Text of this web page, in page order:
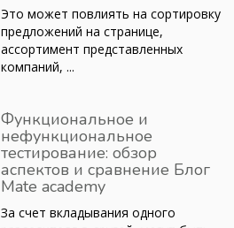
Это может повлиять на сортировку
предложений на странице,
ассортимент представленных
компаний, ...
Функциональное и
нефункциональное
тестирование: обзор
аспектов и сравнение Блог
Mate academy
За счет вкладывания одного